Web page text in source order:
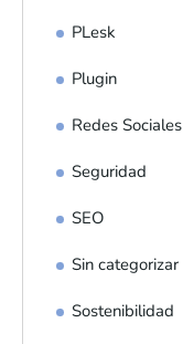
PLesk
Plugin
Redes Sociales
Seguridad
SEO
Sin categorizar
Sostenibilidad